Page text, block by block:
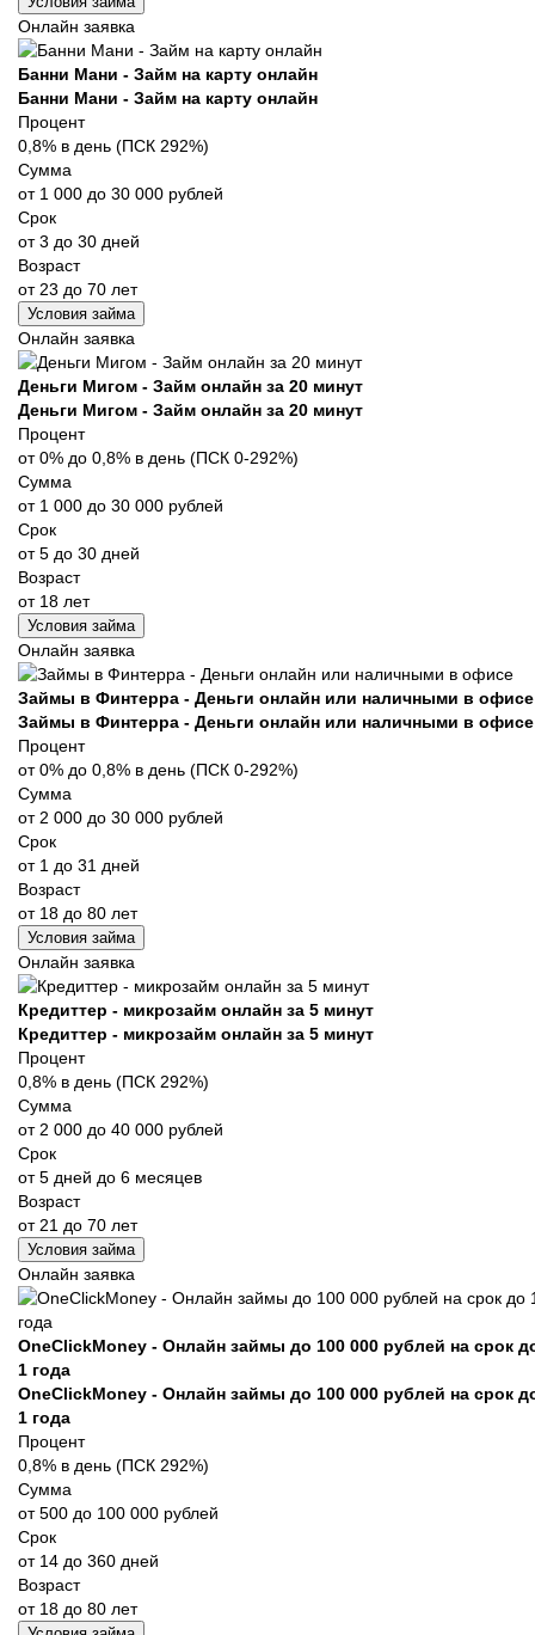
Онлайн заявка
Банни Мани - Займ на карту онлайн
Банни Мани - Займ на карту онлайн
Процент
0,8% в день (ПСК 292%)
Сумма
от 1 000 до 30 000 рублей
Срок
от 3 до 30 дней
Возраст
от 23 до 70 лет
Условия займа
Онлайн заявка
Деньги Мигом - Займ онлайн за 20 минут
Деньги Мигом - Займ онлайн за 20 минут
Процент
от 0% до 0,8% в день (ПСК 0-292%)
Сумма
от 1 000 до 30 000 рублей
Срок
от 5 до 30 дней
Возраст
от 18 лет
Условия займа
Онлайн заявка
Займы в Финтерра - Деньги онлайн или наличными в офисе
Займы в Финтерра - Деньги онлайн или наличными в офисе
Процент
от 0% до 0,8% в день (ПСК 0-292%)
Сумма
от 2 000 до 30 000 рублей
Срок
от 1 до 31 дней
Возраст
от 18 до 80 лет
Условия займа
Онлайн заявка
Кредиттер - микрозайм онлайн за 5 минут
Кредиттер - микрозайм онлайн за 5 минут
Процент
0,8% в день (ПСК 292%)
Сумма
от 2 000 до 40 000 рублей
Срок
от 5 дней до 6 месяцев
Возраст
от 21 до 70 лет
Условия займа
Онлайн заявка
OneClickMoney - Онлайн займы до 100 000 рублей на срок
1 года
OneClickMoney - Онлайн займы до 100 000 рублей на срок
1 года
Процент
0,8% в день (ПСК 292%)
Сумма
от 500 до 100 000 рублей
Срок
от 14 до 360 дней
Возраст
от 18 до 80 лет